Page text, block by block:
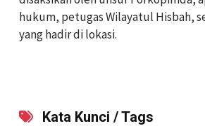
hukum, petugas Wilayatul Hisbah,
yang hadir di lokasi.
Kata Kunci / Tags